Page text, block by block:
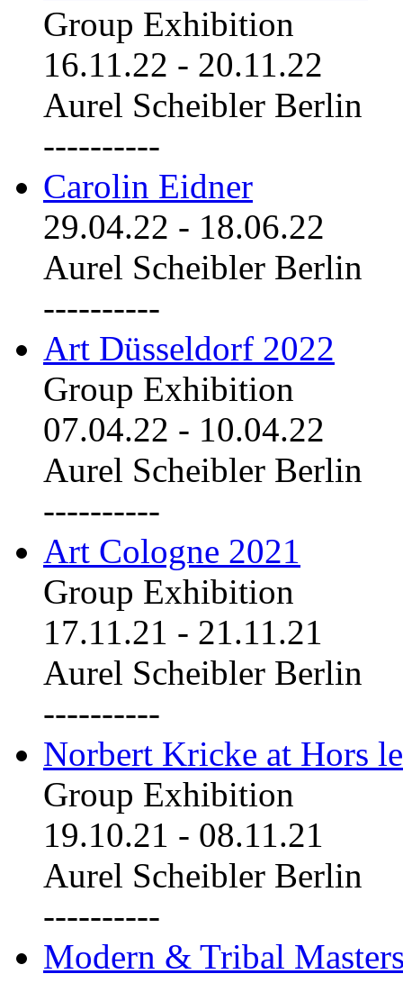
Group Exhibition
16.11.22 - 20.11.22
Aurel Scheibler Berlin
----------
Carolin Eidner
29.04.22 - 18.06.22
Aurel Scheibler Berlin
----------
Art Düsseldorf 2022
Group Exhibition
07.04.22 - 10.04.22
Aurel Scheibler Berlin
----------
Art Cologne 2021
Group Exhibition
17.11.21 - 21.11.21
Aurel Scheibler Berlin
----------
Norbert Kricke at Hors
Group Exhibition
19.10.21 - 08.11.21
Aurel Scheibler Berlin
----------
Modern & Tribal